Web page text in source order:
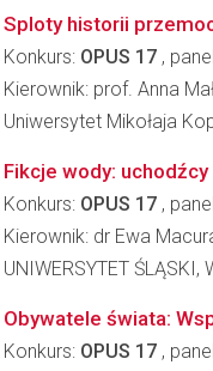
Sploty historii
Konkurs: OPUS 17 ,
Kierownik: prof. Anna
Uniwersytet Mikołaja
Fikcje wody:
Konkurs: OPUS 17 ,
Kierownik: dr Ewa
UNIWERSYTET
Obywatele świata:
Konkurs: OPUS 17 ,